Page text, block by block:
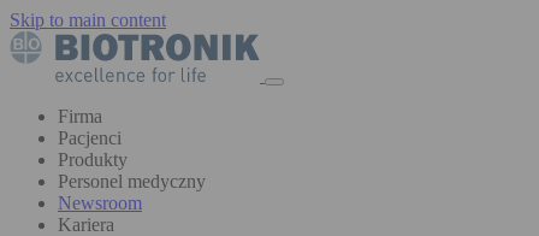
Skip to main content
Firma
Pacjenci
Produkty
Personel medyczny
Newsroom
Kariera